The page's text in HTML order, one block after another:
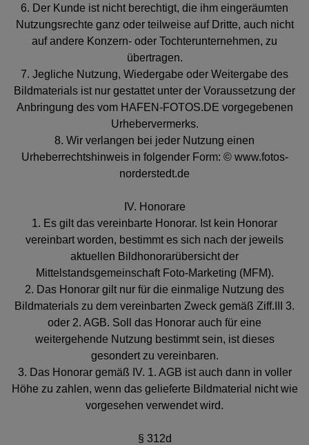
6. Der Kunde ist nicht berechtigt, die ihm eingeräumten
Nutzungsrechte ganz oder teilweise auf Dritte, auch nicht
auf andere Konzern- oder Tochterunternehmen, zu
übertragen.
7. Jegliche Nutzung, Wiedergabe oder Weitergabe des
Bildmaterials ist nur gestattet unter der Voraussetzung der
Anbringung des vom HAFEN-FOTOS.DE vorgegebenen
Urhebervermerks.
8. Wir verlangen bei jeder Nutzung einen
Urheberrechtshinweis in folgender Form: © www.fotos-
norderstedt.de
IV. Honorare
1. Es gilt das vereinbarte Honorar. Ist kein Honorar
vereinbart worden, bestimmt es sich nach der jeweils
aktuellen Bildhonorarübersicht der
Mittelstandsgemeinschaft Foto-Marketing (MFM).
2. Das Honorar gilt nur für die einmalige Nutzung des
Bildmaterials zu dem vereinbarten Zweck gemäß Ziff.III 3.
oder 2. AGB. Soll das Honorar auch für eine
weitergehende Nutzung bestimmt sein, ist dieses
gesondert zu vereinbaren.
3. Das Honorar gemäß IV. 1. AGB ist auch dann in voller
Höhe zu zahlen, wenn das gelieferte Bildmaterial nicht wie
vorgesehen verwendet wird.
§ 312d